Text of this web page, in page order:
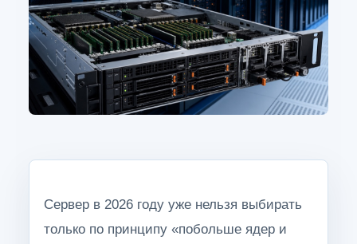
Сервер в 2026 году уже нельзя выбирать
только по принципу «побольше ядер и